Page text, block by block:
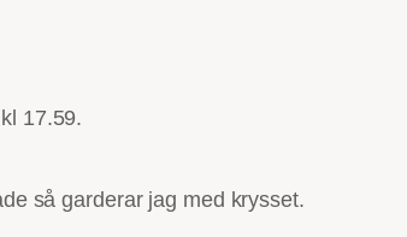
17.59.
så garderar jag med krysset.